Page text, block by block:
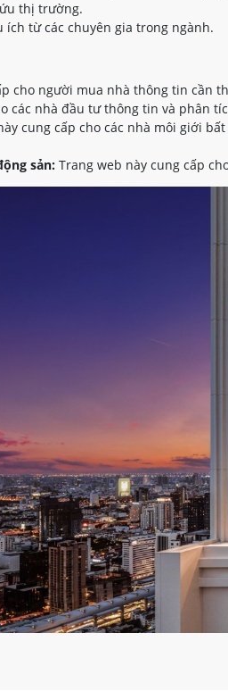
thị trường.
từ các chuyên gia trong ngành.
cho người mua nhà thông tin cần
các nhà đầu tư thông tin và phân
cung cấp cho các nhà môi giới
sản:Trang web này cung cấp